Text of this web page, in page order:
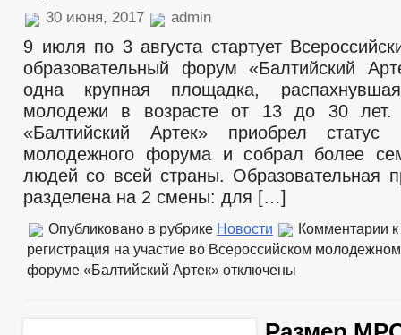
30 июня, 2017 admin
9 июля по 3 августа стартует
образовательный форум «Балтийский
одна крупная площадка,
молодежи в возрасте от 13 до 30
«Балтийский Артек» приобрел статус
молодежного форума и собрал более
людей со всей страны. Образовательная
разделена на 2 смены: для […]
Опубликовано в рубрике Новости Комментарии
регистрация на участие во Всероссийском
форуме «Балтийский Артек» отключены